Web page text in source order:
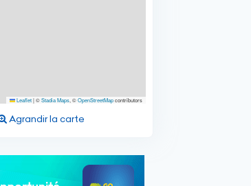
Leaflet|©Stadia Maps, ©OpenStreetMapcontributors
Agrandir la carte